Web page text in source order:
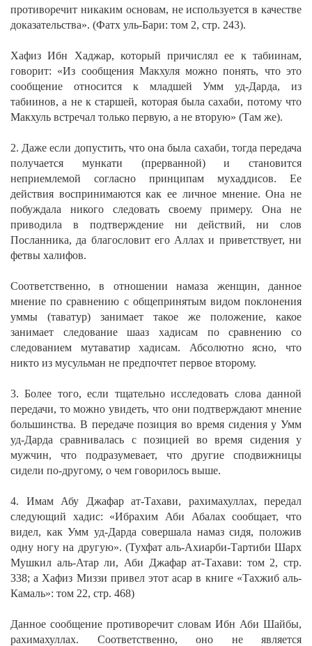
противоречит никаким основам, не используется в качестве
доказательства». (Фатх уль-Бари: том 2, стр. 243).
Хафиз Ибн Хаджар, который причислял ее к табиинам,
говорит: «Из сообщения Макхуля можно понять, что это
сообщение относится к младшей Умм уд-Дарда, из
табиинов, а не к старшей, которая была сахаби, потому что
Макхуль встречал только первую, а не вторую» (Там же).
2. Даже если допустить, что она была сахаби, тогда передача
получается мункати (прерванной) и становится
неприемлемой согласно принципам мухаддисов. Ее
действия воспринимаются как ее личное мнение. Она не
побуждала никого следовать своему примеру. Она не
приводила в подтверждение ни действий, ни слов
Посланника, да благословит его Аллах и приветствует, ни
фетвы халифов.
Соответственно, в отношении намаза женщин, данное
мнение по сравнению с общепринятым видом поклонения
уммы (таватур) занимает такое же положение, какое
занимает следование шааз хадисам по сравнению со
следованием мутаватир хадисам. Абсолютно ясно, что
никто из мусульман не предпочтет первое второму.
3. Более того, если тщательно исследовать слова данной
передачи, то можно увидеть, что они подтверждают мнение
большинства. В передаче позиция во время сидения у Умм
уд-Дарда сравнивалась с позицией во время сидения у
мужчин, что подразумевает, что другие сподвижницы
сидели по-другому, о чем говорилось выше.
4. Имам Абу Джафар ат-Тахави, рахимахуллах, передал
следующий хадис: «Ибрахим Аби Абалах сообщает, что
видел, как Умм уд-Дарда совершала намаз сидя, положив
одну ногу на другую». (Тухфат аль-Ахиарби-Тартиби Шарх
Мушкил аль-Атар ли, Аби Джафар ат-Тахави: том 2, стр.
338; а Хафиз Миззи привел этот асар в книге «Тахжиб аль-
Камаль»: том 22, стр. 468)
Данное сообщение противоречит словам Ибн Аби Шайбы,
рахимахуллах. Соответственно, оно не является